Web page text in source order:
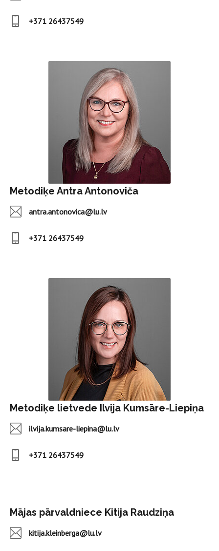
+371 26437549
Metodiķe Antra Antonoviča
antra.antonovica@lu.lv
+371 26437549
Metodiķe lietvede Ilvija Kumsāre-Liepiņa
ilvija.kumsare-liepina@lu.lv
+371 26437549
Mājas pārvaldniece Kitija Raudziņa
kitija.kleinberga@lu.lv